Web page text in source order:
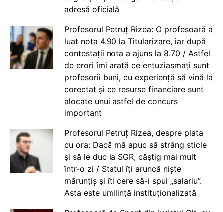
adresă oficială
Profesorul Petruț Rizea: O profesoară a
luat nota 4.90 la Titularizare, iar după
contestații nota a ajuns la 8.70 / Astfel
de erori îmi arată ce entuziasmați sunt
profesorii buni, cu experiență să vină la
corectat și ce resurse financiare sunt
alocate unui astfel de concurs
important
Profesorul Petruț Rizea, despre plata
cu ora: Dacă mă apuc să strâng sticle
și să le duc la SGR, câștig mai mult
într-o zi / Statul îți aruncă niște
mărunțiș și îți cere să-i spui „salariu”.
Asta este umilință instituționalizată